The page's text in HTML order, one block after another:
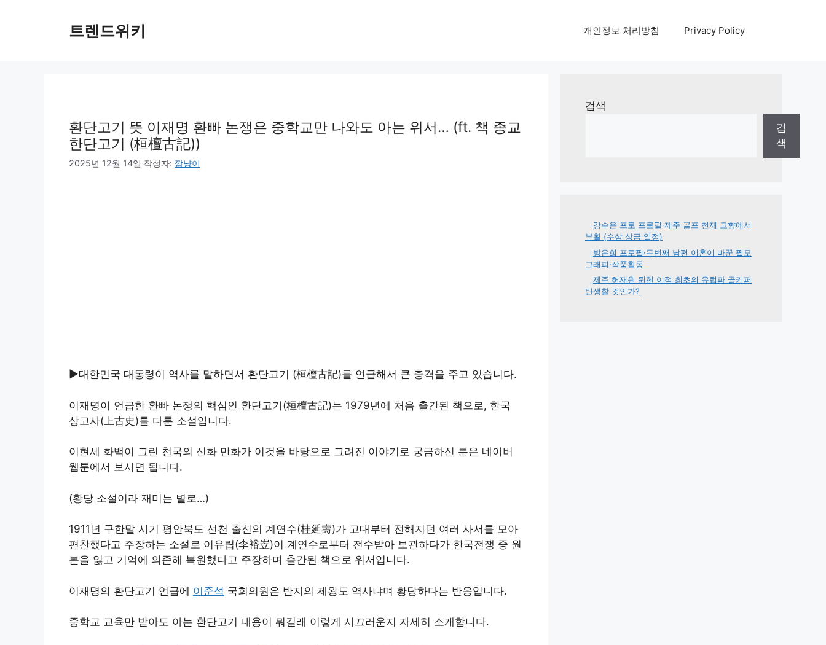
트렌드위키 개인정보 처리방침 Privacy Policy
환단고기 뜻 이재명 환빠 논쟁은 중학교만 나와도 아는 위서… (ft. 책 종교
한단고기 (桓檀古記))
2025년 12월 14일 작성자: 깜냥이
▶대한민국 대통령이 역사를 말하면서 환단고기 (桓檀古記)를 언급해서 큰 충격을 주고 있습니다.
이재명이 언급한 환빠 논쟁의 핵심인 환단고기(桓檀古記)는 1979년에 처음 출간된 책으로, 한국
상고사(上古史)를 다룬 소설입니다.
이현세 화백이 그린 천국의 신화 만화가 이것을 바탕으로 그려진 이야기로 궁금하신 분은 네이버
웹툰에서 보시면 됩니다.
(황당 소설이라 재미는 별로…)
1911년 구한말 시기 평안북도 선천 출신의 계연수(桂延壽)가 고대부터 전해지던 여러 사서를 모아
편찬했다고 주장하는 소설로 이유립(李裕岦)이 계연수로부터 전수받아 보관하다가 한국전쟁 중 원
본을 잃고 기억에 의존해 복원했다고 주장하며 출간된 책으로 위서입니다.
이재명의 환단고기 언급에 이준석 국회의원은 반지의 제왕도 역사냐며 황당하다는 반응입니다.
중학교 교육만 받아도 아는 환단고기 내용이 뭐길래 이렇게 시끄러운지 자세히 소개합니다.
검색
검
색
강수은 프로 프로필·제주 골프 천재 고향에서
부활 (수상 상금 일정)
방은희 프로필·두번째 남편 이혼이 바꾼 필모
그래피·작품활동
제주 허재원 뮌헨 이적 최초의 유럽파 골키퍼
탄생할 것인가?